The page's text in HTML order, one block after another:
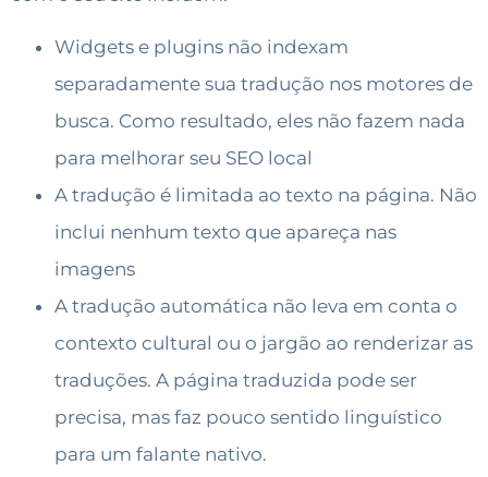
Widgets e plugins não indexam
separadamente sua tradução nos motores de
busca. Como resultado, eles não fazem nada
para melhorar seu SEO local
A tradução é limitada ao texto na página. Não
inclui nenhum texto que apareça nas
imagens
A tradução automática não leva em conta o
contexto cultural ou o jargão ao renderizar as
traduções. A página traduzida pode ser
precisa, mas faz pouco sentido linguístico
para um falante nativo.